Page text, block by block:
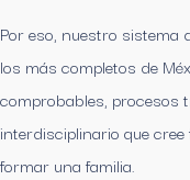
Por eso, nuestro sistema
los más completos de
comprobables, procesos
interdisciplinario que
formar una familia.